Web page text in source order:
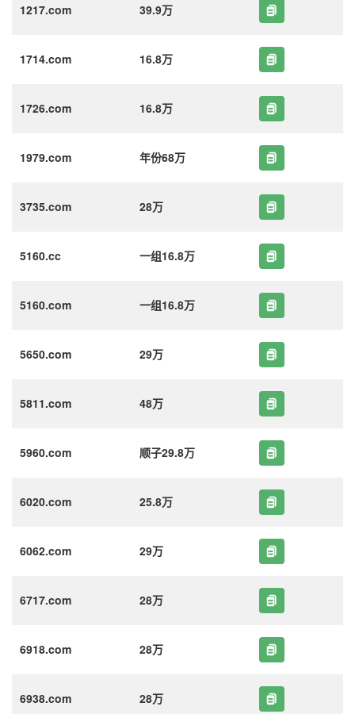
1217.com 39.9万
1714.com 16.8万
1726.com 16.8万
1979.com 年份68万
3735.com 28万
5160.cc 一组16.8万
5160.com 一组16.8万
5650.com 29万
5811.com 48万
5960.com 顺子29.8万
6020.com 25.8万
6062.com 29万
6717.com 28万
6918.com 28万
6938.com 28万